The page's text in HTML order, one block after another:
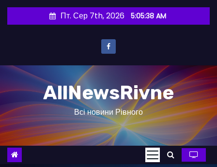
и
о
в
Пт. Сер 7th, 2026 5:05:39 AM
AllNewsRivne
Всі новини Рівного